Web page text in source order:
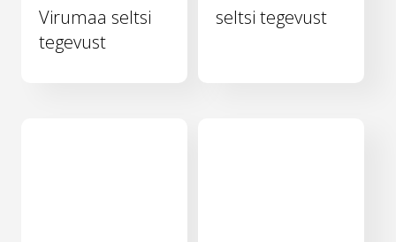
Virumaa seltsi
tegevust
seltsi tegevust